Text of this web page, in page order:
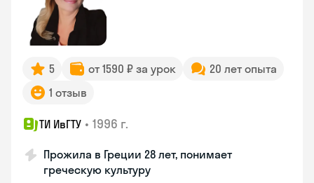
5 от 1590 ₽ за урок
20 лет опыта
1 отзыв
ТИ ИвГТУ • 1996 г.
Прожила в Греции 28 лет, понимает
греческую культуру